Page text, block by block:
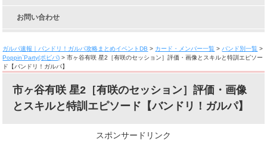
お問い合わせ
ガルパ速報｜バンドリ！ガルパ攻略まとめイベントDB > カード・メンバー一覧 > バンド別一覧 >
Poppin`Party(ポピパ) >市ヶ谷有咲 星2［有咲のセッション］評価・画像とスキルと特訓エピソー
ド【バンドリ！ガルパ】
市ヶ谷有咲 星2［有咲のセッション］評価・画像
とスキルと特訓エピソード【バンドリ！ガルパ】
スポンサードリンク